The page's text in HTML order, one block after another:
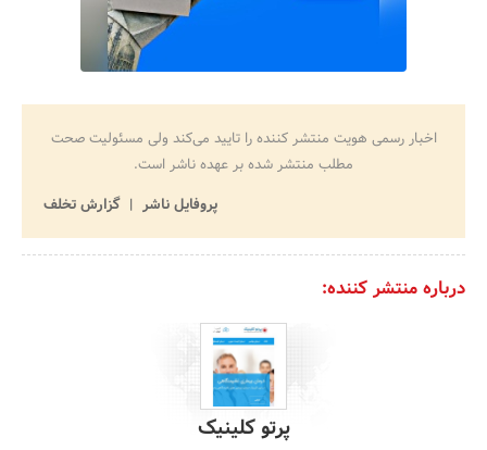
اخبار رسمی هویت منتشر کننده را تایید می‌کند ولی مسئولیت صحت
مطلب منتشر شده بر عهده ناشر است.
پروفایل ناشر
گزارش تخلف
درباره منتشر کننده:
پرتو کلینیک